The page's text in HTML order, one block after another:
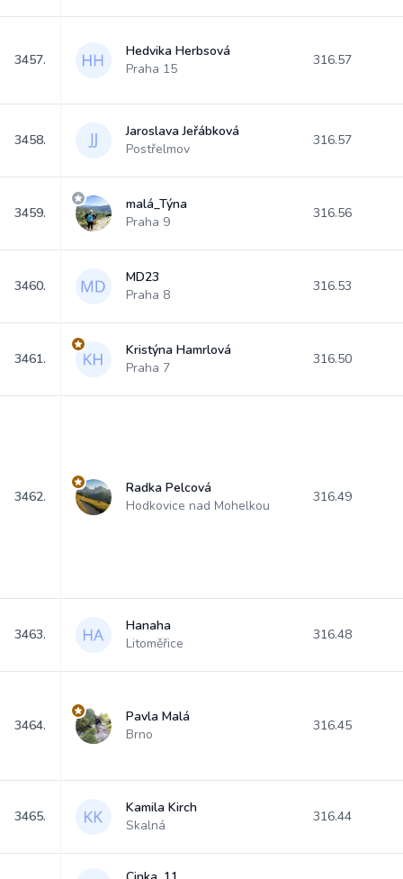
3457.
Hedvika Herbsová
Praha 15
316.57
3458.
Jaroslava Jeřábková
Postřelmov
316.57
3459.
malá_Týna
Praha 9
316.56
3460.
MD23
Praha 8
316.53
3461.
Kristýna Hamrlová
Praha 7
316.50
3462.
Radka Pelcová
Hodkovice nad Mohelkou
316.49
3463.
Hanaha
Litoměřice
316.48
3464.
Pavla Malá
Brno
316.45
3465.
Kamila Kirch
Skalná
316.44